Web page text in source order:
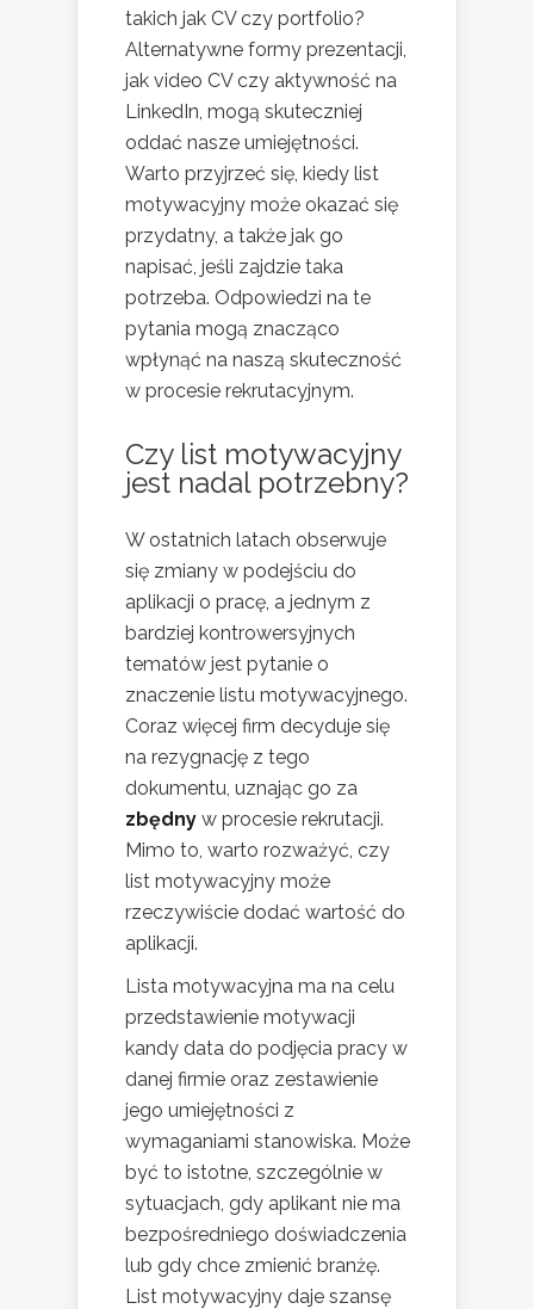
takich jak CV czy portfolio?
Alternatywne formy prezentacji,
jak video CV czy aktywność na
LinkedIn, mogą skuteczniej
oddać nasze umiejętności.
Warto przyjrzeć się, kiedy list
motywacyjny może okazać się
przydatny, a także jak go
napisać, jeśli zajdzie taka
potrzeba. Odpowiedzi na te
pytania mogą znacząco
wpłynąć na naszą skuteczność
w procesie rekrutacyjnym.
Czy list motywacyjny
jest nadal potrzebny?
W ostatnich latach obserwuje
się zmiany w podejściu do
aplikacji o pracę, a jednym z
bardziej kontrowersyjnych
tematów jest pytanie o
znaczenie listu motywacyjnego.
Coraz więcej firm decyduje się
na rezygnację z tego
dokumentu, uznając go za
zbędny w procesie rekrutacji.
Mimo to, warto rozważyć, czy
list motywacyjny może
rzeczywiście dodać wartość do
aplikacji.
Lista motywacyjna ma na celu
przedstawienie motywacji
kandy data do podjęcia pracy w
danej firmie oraz zestawienie
jego umiejętności z
wymaganiami stanowiska. Może
być to istotne, szczególnie w
sytuacjach, gdy aplikant nie ma
bezpośredniego doświadczenia
lub gdy chce zmienić branżę.
List motywacyjny daje szansę